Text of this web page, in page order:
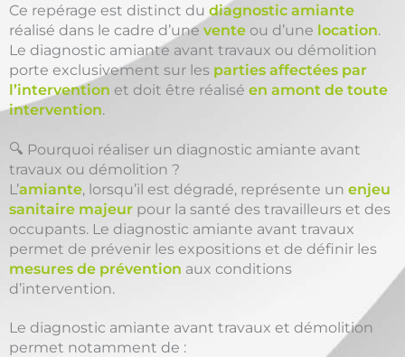
Ce repérage est distinct du diagnostic amiante
réalisé dans le cadre d’une vente ou d’une location.
Le diagnostic amiante avant travaux ou démolition
porte exclusivement sur les parties affectées par
l’intervention et doit être réalisé en amont de toute
intervention.
🔍 Pourquoi réaliser un diagnostic amiante avant
travaux ou démolition ?
L’amiante, lorsqu’il est dégradé, représente un enjeu
sanitaire majeur pour la santé des travailleurs et des
occupants. Le diagnostic amiante avant travaux
permet de prévenir les expositions et de définir les
mesures de prévention aux conditions
d’intervention.
Le diagnostic amiante avant travaux et démolition
permet notamment de :